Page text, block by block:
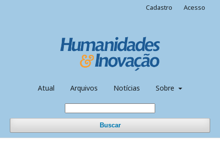
Atual Arquivos Notícias Sobre
Buscar
Cadastro Acesso